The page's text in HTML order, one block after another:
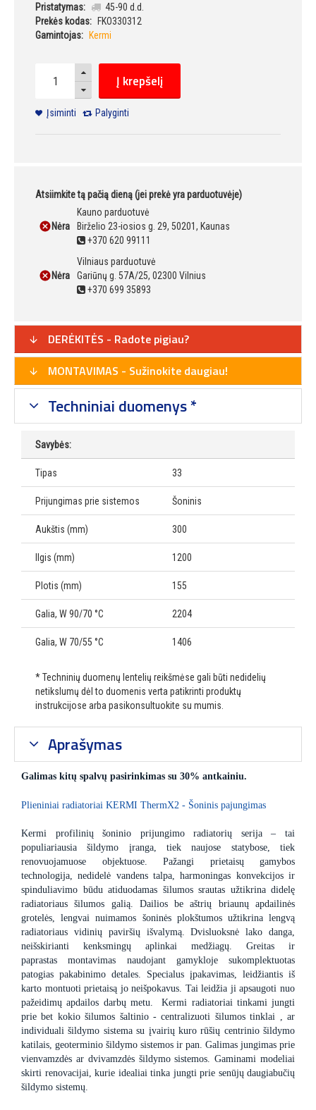
Pristatymas:
45-90 d.d.
Prekės kodas:
FKO330312
Gamintojas:
Kermi
Į krepšelį
Įsiminti Palyginti
Atsiimkite tą pačią dieną (jei prekė yra parduotuvėje)
Nėra
Kauno parduotuvė
Birželio 23-iosios g. 29, 50201, Kaunas
+370 620 99111
Nėra
Vilniaus parduotuvė
Gariūnų g. 57A/25, 02300 Vilnius
+370 699 35893
DERĖKITĖS - Radote pigiau?
MONTAVIMAS - Sužinokite daugiau!
Techniniai duomenys *
Savybės:
Tipas 33
Prijungimas prie sistemos Šoninis
Aukštis (mm) 300
Ilgis (mm) 1200
Plotis (mm) 155
Galia, W 90/70 °C 2204
Galia, W 70/55 °C 1406
* Techninių duomenų lentelių reikšmėse gali būti nedidelių
netikslumų dėl to duomenis verta patikrinti produktų
instrukcijose arba pasikonsultuokite su mumis.
Aprašymas
Galimas kitų spalvų pasirinkimas su 30% antkainiu.
Plieniniai radiatoriai KERMI ThermX2 - Šoninis pajungimas
Kermi profilinių šoninio prijungimo radiatorių serija – tai
populiariausia šildymo įranga, tiek naujose statybose, tiek
renovuojamuose objektuose. Pažangi prietaisų gamybos
technologija, nedidelė vandens talpa, harmoningas konvekcijos ir
spinduliavimo būdu atiduodamas šilumos srautas užtikrina didelę
radiatoriaus šilumos galią. Dailios be aštrių briaunų apdailinės
grotelės, lengvai nuimamos šoninės plokštumos užtikrina lengvą
radiatoriaus vidinių paviršių išvalymą. Dvisluoksnė lako danga,
neišskirianti kenksmingų aplinkai medžiagų. Greitas ir
paprastas montavimas naudojant gamykloje sukomplektuotas
patogias pakabinimo detales. Specialus įpakavimas, leidžiantis iš
karto montuoti prietaisą jo neišpokavus. Tai leidžia ji apsaugoti nuo
pažeidimų apdailos darbų metu. Kermi radiatoriai tinkami jungti
prie bet kokio šilumos šaltinio - centralizuoti šilumos tinklai , ar
individuali šildymo sistema su įvairių kuro rūšių centrinio šildymo
katilais, geoterminio šildymo sistemos ir pan. Galimas jungimas prie
vienvamzdės ar dvivamzdės šildymo sistemos. Gaminami modeliai
skirti renovacijai, kurie idealiai tinka jungti prie senūjų daugiabučių
šildymo sistemų.